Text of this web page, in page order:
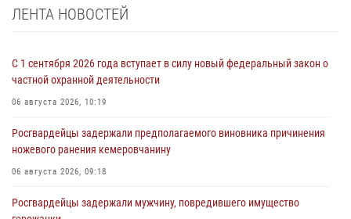
ЛЕНТА НОВОСТЕЙ
С 1 сентября 2026 года вступает в силу новый федеральный закон о
частной охранной деятельности
06 августа 2026, 10:19
Росгвардейцы задержали предполагаемого виновника причинения
ножевого ранения кемеровчанину
06 августа 2026, 09:18
Росгвардейцы задержали мужчину, повредившего имущество